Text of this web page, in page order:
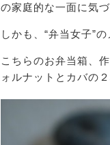
の家庭的な一面に気
しかも、“弁当女子”
こちらのお弁当箱、
ォルナットとカバの